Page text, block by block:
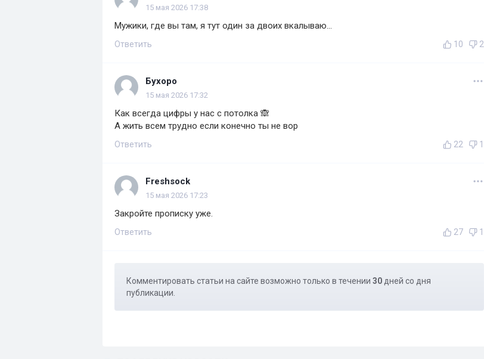
15 мая 2026 17:38
Мужики, где вы там, я тут один за двоих вкалываю...
Ответить 10 2
Бухоро
15 мая 2026 17:32
Как всегда цифры у нас с потолка 🙈
А жить всем трудно если конечно ты не вор
Ответить 22 1
Freshsock
15 мая 2026 17:23
Закройте прописку уже.
Ответить 27 1
Комментировать статьи на сайте возможно только в течении 30 дней со дня
публикации.